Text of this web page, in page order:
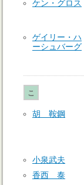
ケン・グロス
ゲイリー・ハ
ーシュバーグ
こ
胡 鞍鋼
小泉武夫
香西 泰